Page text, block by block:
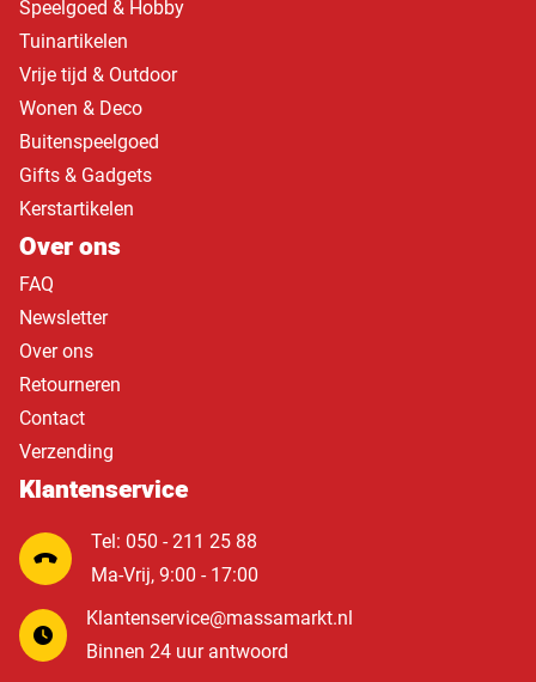
Speelgoed & Hobby
Tuinartikelen
Vrije tijd & Outdoor
Wonen & Deco
Buitenspeelgoed
Gifts & Gadgets
Kerstartikelen
Over ons
FAQ
Newsletter
Over ons
Retourneren
Contact
Verzending
Klantenservice
Tel: 050 - 211 25 88
Ma-Vrij, 9:00 - 17:00
Klantenservice@massamarkt.nl
Binnen 24 uur antwoord